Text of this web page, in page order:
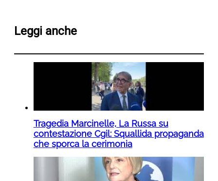
Leggi anche
Tragedia Marcinelle, La Russa su
contestazione Cgil: Squallida propaganda
che sporca la cerimonia